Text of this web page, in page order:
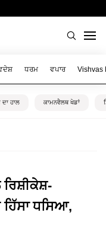
ਧਰਮ ਵਪਾਰ Vishvas
ਹਾਲ ਕਾਮਨਵੈਲਥ ਖੇਡਾਂ
ਰਿਸ਼ੀਕੇਸ਼-
ਹਿੱਸਾ ਧਸਿਆ,